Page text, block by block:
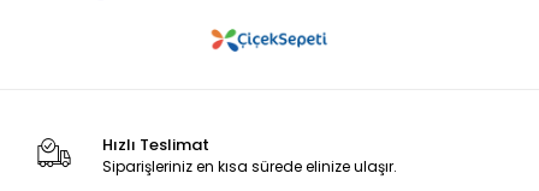
Hızlı Teslimat
Siparişleriniz en kısa sürede elinize ulaşır.